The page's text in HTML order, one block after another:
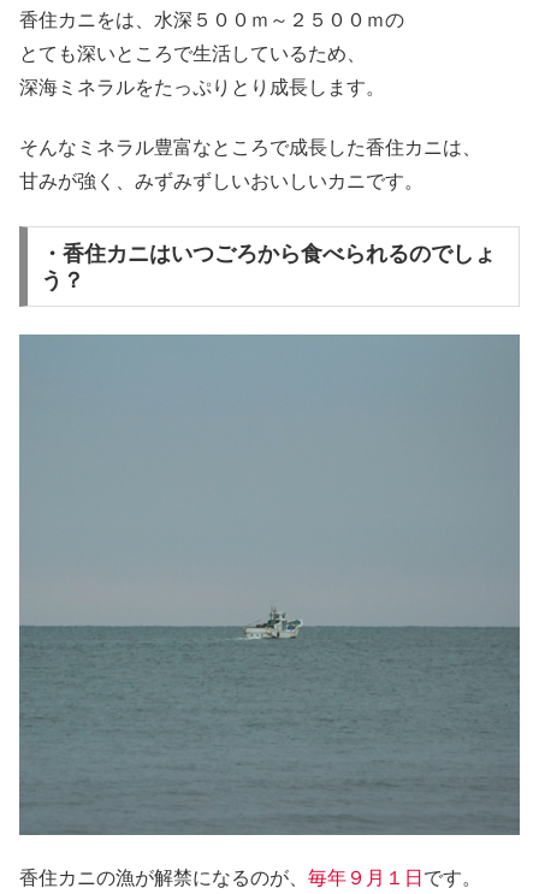
香住カニをは、水深５００ｍ～２５００ｍの
とても深いところで生活しているため、
深海ミネラルをたっぷりとり成長します。
そんなミネラル豊富なところで成長した香住カニは、
甘みが強く、みずみずしいおいしいカニです。
・香住カニはいつごろから食べられるのでしょ
う？
香住カニの漁が解禁になるのが、 毎年９月１日 です。